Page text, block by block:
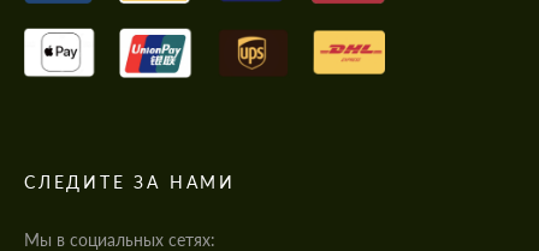
СЛЕДИТЕ ЗА НАМИ
Мы в социальных сетях: